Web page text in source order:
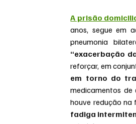
A prisão
anos, segue em
pneumonia
“exacerbação
reforçar, em
em torno do
medicamentos
houve redução na
fadiga